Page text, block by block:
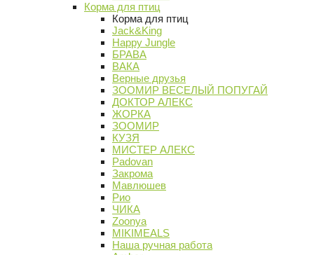
Корма для птиц
Корма для птиц
Jack&King
Happy Jungle
БРАВА
ВАКА
Верные друзья
ЗООМИР ВЕСЕЛЫЙ ПОПУГАЙ
ДОКТОР АЛЕКС
ЖОРКА
ЗООМИР
КУЗЯ
МИСТЕР АЛЕКС
Padovan
Закрома
Мавлюшев
Рио
ЧИКА
Zoonya
MIKIMEALS
Наша ручная работа